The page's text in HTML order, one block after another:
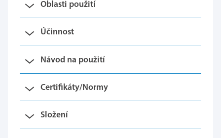
Oblasti použití
Účinnost
Návod na použití
Certifikáty/Normy
Složení